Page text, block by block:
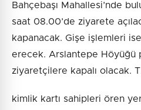
Bahçebaşı Mahallesi’nde
saat 08.00’de ziyarete
kapanacak. Gişe işlemleri
erecek. Arslantepe Höyüğü
ziyaretçilere kapalı olacak.
kimlik kartı sahipleri ören